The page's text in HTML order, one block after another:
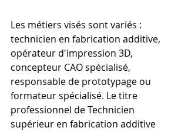
Les métiers visés sont variés :
technicien en fabrication additive,
opérateur d'impression 3D,
concepteur CAO spécialisé,
responsable de prototypage ou
formateur spécialisé. Le titre
professionnel de Technicien
supérieur en fabrication additive